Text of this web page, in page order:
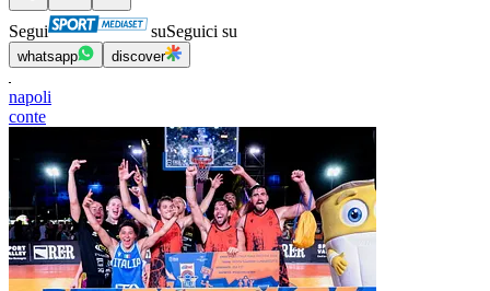
Segui suSeguici su
whatsapp discover
napoli
conte